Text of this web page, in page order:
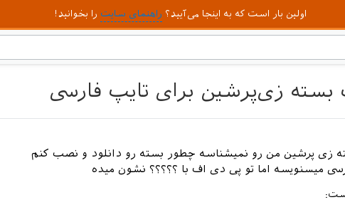
اولین بار است که به اینجا می‌آیید؟ راهنمای سایت را بخوانید!
بسته زی‌پرشین برای تایپ فارسی
میسنویسه اما تو پی دی اف با ؟؟؟؟؟ نشون میده